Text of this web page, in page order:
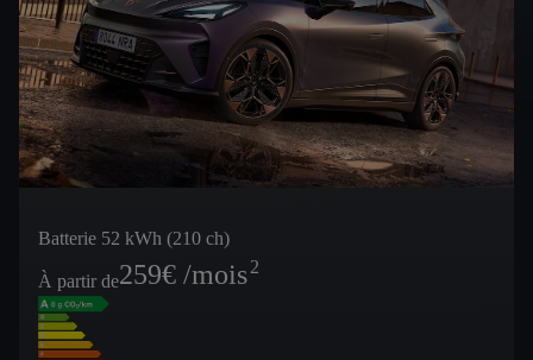
Batterie 52 kWh (210 ch)
À partir de259€ /mois2